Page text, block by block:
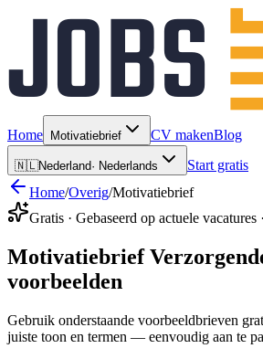
Home Motivatiebrief CV makenBlog
🇳🇱Nederland· Nederlands
Start gratis
Home/Overig/Motivatiebrief
Gratis · Gebaseerd op actuele vacatures
Motivatiebrief
voorbeelden
Gebruik onderstaande voorbeeldbrieven
juiste toon en termen — eenvoudig aan te